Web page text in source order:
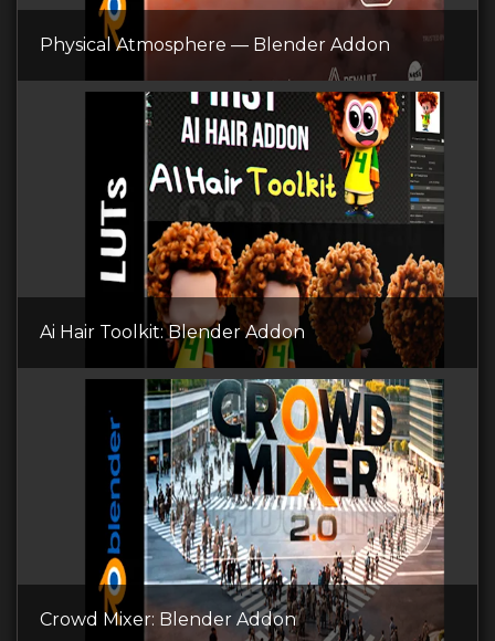
Physical Atmosphere — Blender Addon
Ai Hair Toolkit: Blender Addon
Crowd Mixer: Blender Addon